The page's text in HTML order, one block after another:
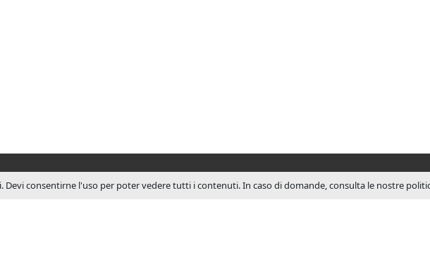
Devi consentirne l'uso per poter vedere tutti i contenuti. In caso di domande, consulta le nostre